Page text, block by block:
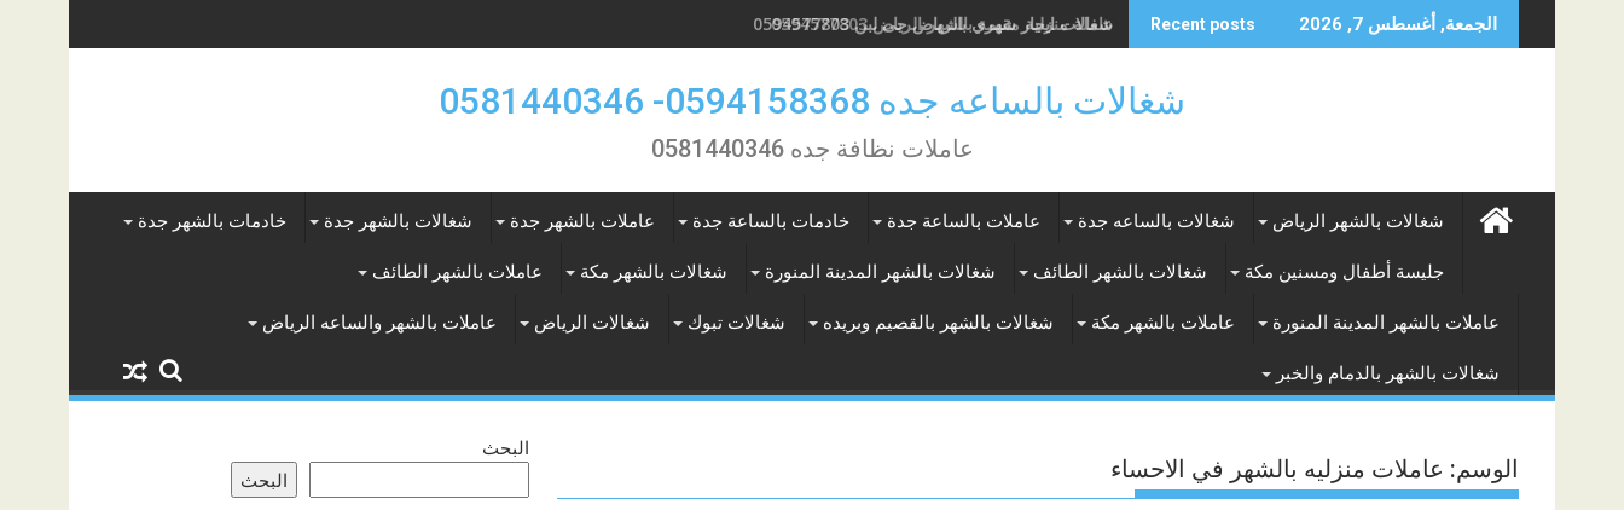
to
الجمعة, أغسطس 7, 2026 Recent posts شغالات ايجار شهري بالرياض حى لبن 0594577803
شغالات بالساعه جده 0594158368- 0581440346
عاملات نظافة جده 0581440346
شغالات بالشهر الرياض شغالات بالساعه جدة عاملات بالساعة جدة خادمات بالساعة جدة عاملات بالشهر جدة شغالات بالشهر جدة خادمات بالشهر جدة
جليسة أطفال ومسنين مكة شغالات بالشهر الطائف شغالات بالشهر المدينة المنورة شغالات بالشهر مكة عاملات بالشهر الطائف
عاملات بالشهر المدينة المنورة عاملات بالشهر مكة شغالات بالشهر بالقصيم وبريده شغالات تبوك شغالات الرياض عاملات بالشهر والساعه الرياض
شغالات بالشهر بالدمام والخبر
الوسم: عاملات منزليه بالشهر في الاحساء
البحث
البحث